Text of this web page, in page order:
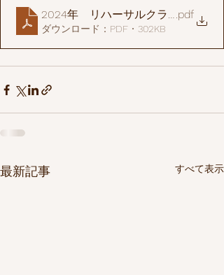
2024年 リハーサルクラスのお知ら
.pdf
ダウンロード：PDF • 302KB
最新記事 すべて表示